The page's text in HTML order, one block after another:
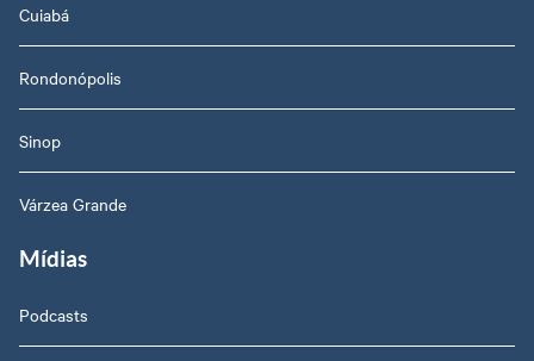
Cuiabá
Rondonópolis
Sinop
Várzea Grande
Mídias
Podcasts